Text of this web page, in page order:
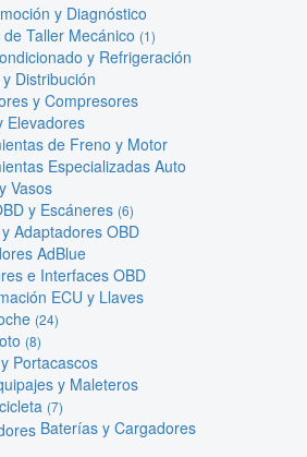
y Diagnóstico
Taller Mecánico (1)
y Refrigeración
Distribución
y Compresores
Elevadores
de Freno y Motor
Especializadas Auto
Vasos
y Escáneres (6)
Adaptadores OBD
AdBlue
e Interfaces OBD
ECU y Llaves
(24)
(8)
Portacascos
y Maleteros
(7)
Baterías y Cargadores